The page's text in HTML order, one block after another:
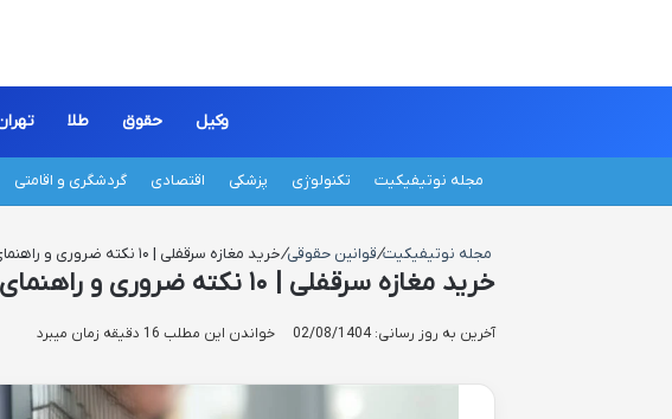
وکیل حقوق طلا
مجله نوتیفیکیت تکنولوژی پزشکی اقتصادی گردشگری و اقامتی
مجله نوتیفیکیت/قوانین حقوقی/خرید مغازه سرقفلی | ۱۰ نکته ضروری و راهنمای کامل
خرید مغازه سرقفلی | ۱۰ نکته ضروری و راهنمای کامل
آخرین به روز رسانی: 02/08/1404 خواندن این مطلب 16 دقیقه زمان میبرد